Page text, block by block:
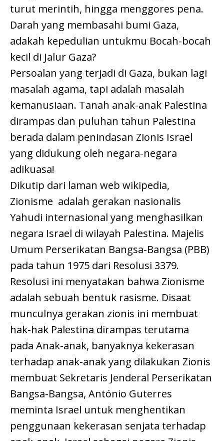
turut merintih, hingga menggores pena.
Darah yang membasahi bumi Gaza,
adakah kepedulian untukmu Bocah-bocah
kecil di Jalur Gaza?
Persoalan yang terjadi di Gaza, bukan lagi
masalah agama, tapi adalah masalah
kemanusiaan. Tanah anak-anak Palestina
dirampas dan puluhan tahun Palestina
berada dalam penindasan Zionis Israel
yang didukung oleh negara-negara
adikuasa!
Dikutip dari laman web wikipedia,
Zionisme adalah gerakan nasionalis
Yahudi internasional yang menghasilkan
negara Israel di wilayah Palestina. Majelis
Umum Perserikatan Bangsa-Bangsa (PBB)
pada tahun 1975 dari Resolusi 3379.
Resolusi ini menyatakan bahwa Zionisme
adalah sebuah bentuk rasisme. Disaat
munculnya gerakan zionis ini membuat
hak-hak Palestina dirampas terutama
pada Anak-anak, banyaknya kekerasan
terhadap anak-anak yang dilakukan Zionis
membuat Sekretaris Jenderal Perserikatan
Bangsa-Bangsa, António Guterres
meminta Israel untuk menghentikan
penggunaan kekerasan senjata terhadap